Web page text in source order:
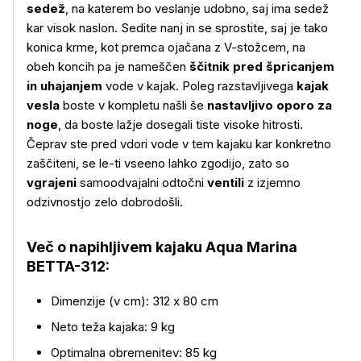
Več o izdelku
sedež, na katerem bo veslanje udobno, saj ima sedež
kar visok naslon. Sedite nanj in se sprostite, saj je tako
konica krme, kot premca ojačana z V-stožcem, na
obeh koncih pa je nameščen ščitnik pred špricanjem
in uhajanjem vode v kajak. Poleg razstavljivega kajak
vesla boste v kompletu našli še nastavljivo oporo za
noge, da boste lažje dosegali tiste visoke hitrosti.
Čeprav ste pred vdori vode v tem kajaku kar konkretno
zaščiteni, se le-ti vseeno lahko zgodijo, zato so
vgrajeni samoodvajalni odtočni ventili z izjemno
odzivnostjo zelo dobrodošli.
Več o napihljivem kajaku Aqua Marina
BETTA-312:
Dimenzije (v cm): 312 x 80 cm
Neto teža kajaka: 9 kg
Optimalna obremenitev: 85 kg